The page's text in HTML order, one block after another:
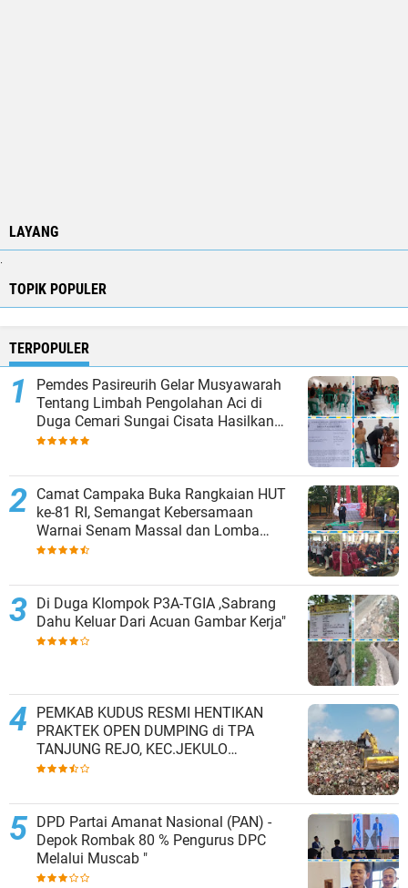
LAYANG
TOPIK POPULER
TERPOPULER
Pemdes Pasireurih Gelar Musyawarah
Tentang Limbah Pengolahan Aci di
Duga Cemari Sungai Cisata Hasilkan
Kesepakatan Tutup Sementara
Camat Campaka Buka Rangkaian HUT
ke-81 RI, Semangat Kebersamaan
Warnai Senam Massal dan Lomba
Karaoke Perangkat Desa
Di Duga Klompok P3A-TGIA ,Sabrang
Dahu Keluar Dari Acuan Gambar Kerja"
PEMKAB KUDUS RESMI HENTIKAN
PRAKTEK OPEN DUMPING di TPA
TANJUNG REJO, KEC.JEKULO
KAB.KUDUS,BERLAKUKAN SISTEM
DPD Partai Amanat Nasional (PAN) -
Depok Rombak 80 % Pengurus DPC
Melalui Muscab "